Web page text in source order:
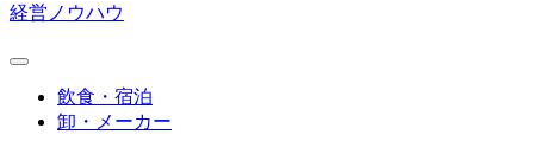
経営ノウハウ
飲食・宿泊
卸・メーカー